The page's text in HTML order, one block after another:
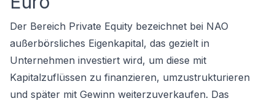
Der Bereich Private Equity bezeichnet bei NAO
außerbörsliches Eigenkapital, das gezielt in
Unternehmen investiert wird, um diese mit
Kapitalzuflüssen zu finanzieren, umzustrukturieren
und später mit Gewinn weiterzuverkaufen. Das